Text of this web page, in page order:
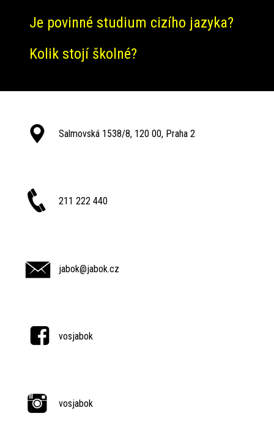
Je povinné studium cizího jazyka?
Kolik stojí školné?
Salmovská 1538/8, 120 00, Praha 2
211 222 440
jabok@jabok.cz
vosjabok
vosjabok